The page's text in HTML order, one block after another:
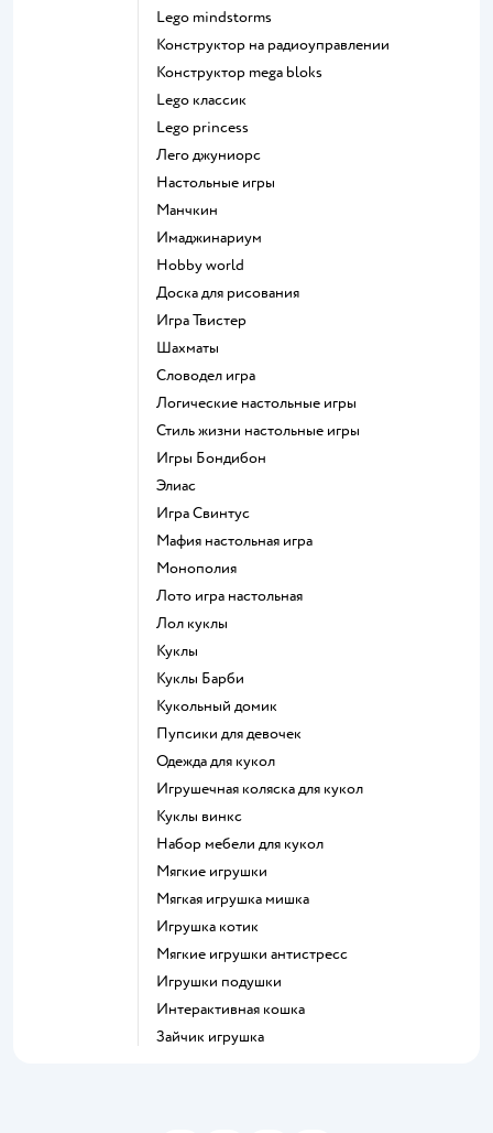
Lego mindstorms
Конструктор на радиоуправлении
Конструктор mega bloks
Lego классик
Lego princess
Лего джуниорс
Настольные игры
Манчкин
Имаджинариум
Hobby world
Доска для рисования
Игра Твистер
Шахматы
Словодел игра
Логические настольные игры
Стиль жизни настольные игры
Игры Бондибон
Элиас
Игра Свинтус
Мафия настольная игра
Монополия
Лото игра настольная
Лол куклы
Куклы
Куклы Барби
Кукольный домик
Пупсики для девочек
Одежда для кукол
Игрушечная коляска для кукол
Куклы винкс
Набор мебели для кукол
Мягкие игрушки
Мягкая игрушка мишка
Игрушка котик
Мягкие игрушки антистресс
Игрушки подушки
Интерактивная кошка
Зайчик игрушка